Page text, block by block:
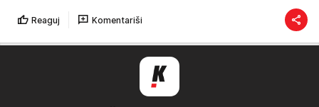
Reaguj Komentariši